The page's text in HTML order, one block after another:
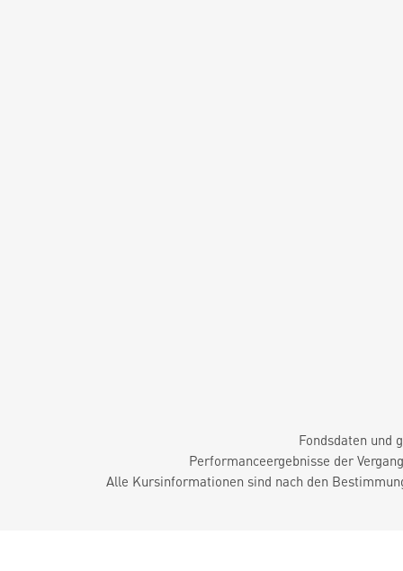
Fondsdaten und
Performanceergebnisse der
Alle Kursinformationen sind nach den